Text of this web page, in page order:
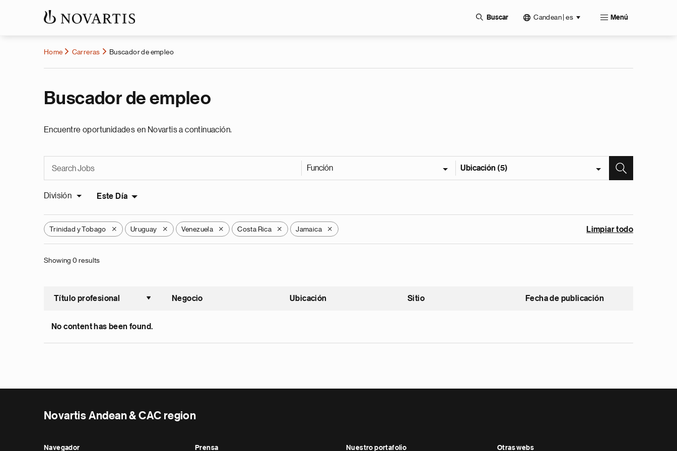
Buscar Candean | es Menú
Home Carreras Buscador de empleo
Buscador de empleo
Encuentre oportunidades en Novartis a continuación.
Función Ubicación (5)
División Este Día
Trinidad y Tobago X Uruguay X Venezuela X Costa Rica X Jamaica X Limpiar todo
Showing 0 results
Título profesional
Ordenar ascendente
Negocio Ubicación Sitio Fecha de publicación
No content has been found.
Novartis Andean & CAC region
Navegador Prensa Nuestro portafolio Otras webs